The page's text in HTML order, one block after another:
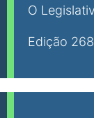
O
Edição